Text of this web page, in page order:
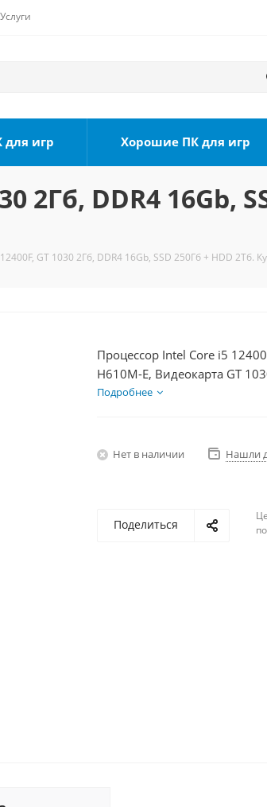
Услуги
игр Хорошие ПК для игр
2Гб, DDR4 16Gb,
GT 1030 2Гб, DDR4 16Gb, SSD 250Гб + HDD 2Тб.
Процессор Intel Core i5
H610M-E, Видеокарта GT
2Тб, БП 500Вт
Подробнее
Нет в наличии Нашли
Поделиться